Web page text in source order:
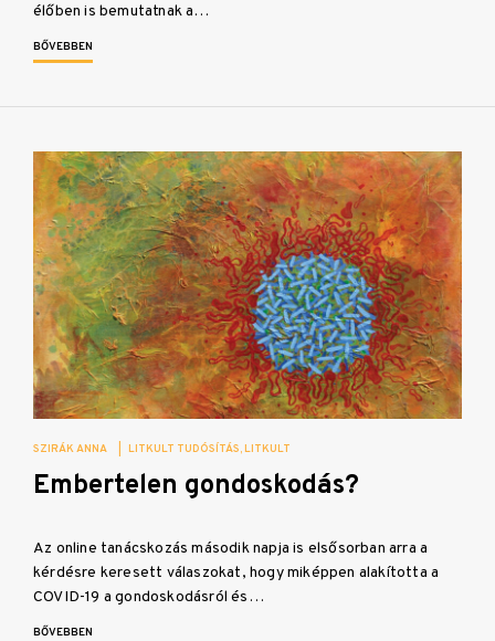
élőben is bemutatnak a…
BŐVEBBEN
SZIRÁK ANNA LITKULT TUDÓSÍTÁS LITKULT
Embertelen gondoskodás?
Az online tanácskozás második napja is elsősorban arra a
kérdésre keresett válaszokat, hogy miképpen alakította a
COVID-19 a gondoskodásról és…
BŐVEBBEN